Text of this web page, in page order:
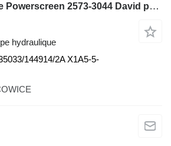
Pompe hydraulique Powerscreen 2573-3044 David pour concasseur Powerscreen Metrotrak
hydraulique
144914/2A X1A5-5-